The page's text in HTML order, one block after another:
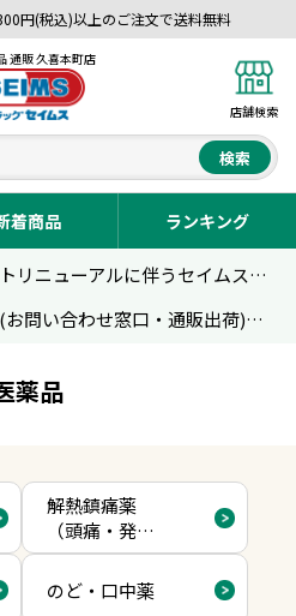
円(税込)以上のご注文で送料無料
通販 久喜本町店
店舗検索
検索
着商品 ランキング
【重要】サイトリニューアルに伴うセイムス通販のご利用について
夏季休業期間(お問い合わせ窓口・通販出荷)のお知らせ
薬品
解熱鎮痛薬
（頭痛・発
熱・痛み止
め）
のど・口中薬